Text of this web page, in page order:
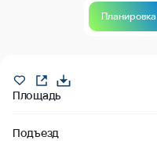
Планировка
Площадь
Подъезд